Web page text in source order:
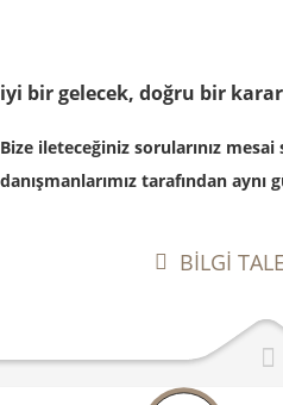
iyi bir gelecek, doğru bir
Bize ileteceğiniz sorularınız
danışmanlarımız tarafından aynı
BİLGİ